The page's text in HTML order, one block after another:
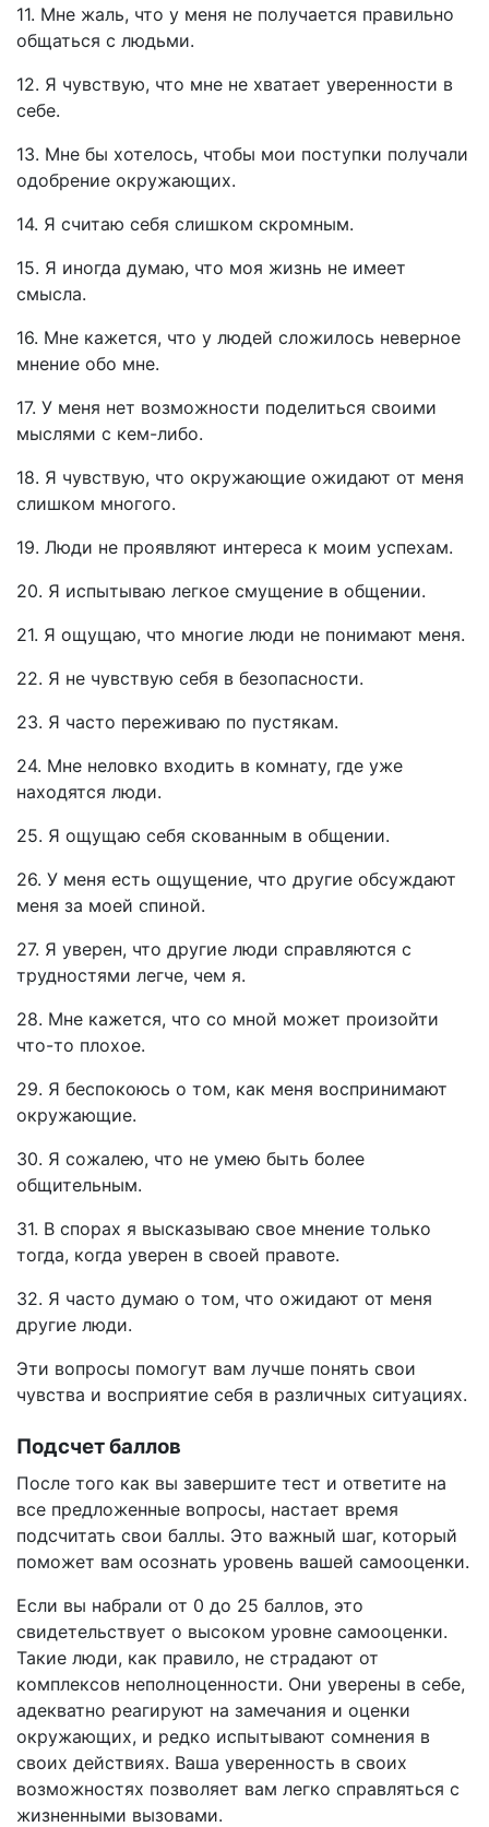
11. Мне жаль, что у меня не получается правильно
общаться с людьми.
12. Я чувствую, что мне не хватает уверенности в
себе.
13. Мне бы хотелось, чтобы мои поступки получали
одобрение окружающих.
14. Я считаю себя слишком скромным.
15. Я иногда думаю, что моя жизнь не имеет
смысла.
16. Мне кажется, что у людей сложилось неверное
мнение обо мне.
17. У меня нет возможности поделиться своими
мыслями с кем-либо.
18. Я чувствую, что окружающие ожидают от меня
слишком многого.
19. Люди не проявляют интереса к моим успехам.
20. Я испытываю легкое смущение в общении.
21. Я ощущаю, что многие люди не понимают меня.
22. Я не чувствую себя в безопасности.
23. Я часто переживаю по пустякам.
24. Мне неловко входить в комнату, где уже
находятся люди.
25. Я ощущаю себя скованным в общении.
26. У меня есть ощущение, что другие обсуждают
меня за моей спиной.
27. Я уверен, что другие люди справляются с
трудностями легче, чем я.
28. Мне кажется, что со мной может произойти
что-то плохое.
29. Я беспокоюсь о том, как меня воспринимают
окружающие.
30. Я сожалею, что не умею быть более
общительным.
31. В спорах я высказываю свое мнение только
тогда, когда уверен в своей правоте.
32. Я часто думаю о том, что ожидают от меня
другие люди.
Эти вопросы помогут вам лучше понять свои
чувства и восприятие себя в различных ситуациях.
Подсчет баллов
После того как вы завершите тест и ответите на
все предложенные вопросы, настает время
подсчитать свои баллы. Это важный шаг, который
поможет вам осознать уровень вашей самооценки.
Если вы набрали от 0 до 25 баллов, это
свидетельствует о высоком уровне самооценки.
Такие люди, как правило, не страдают от
комплексов неполноценности. Они уверены в себе,
адекватно реагируют на замечания и оценки
окружающих, и редко испытывают сомнения в
своих действиях. Ваша уверенность в своих
возможностях позволяет вам легко справляться с
жизненными вызовами.